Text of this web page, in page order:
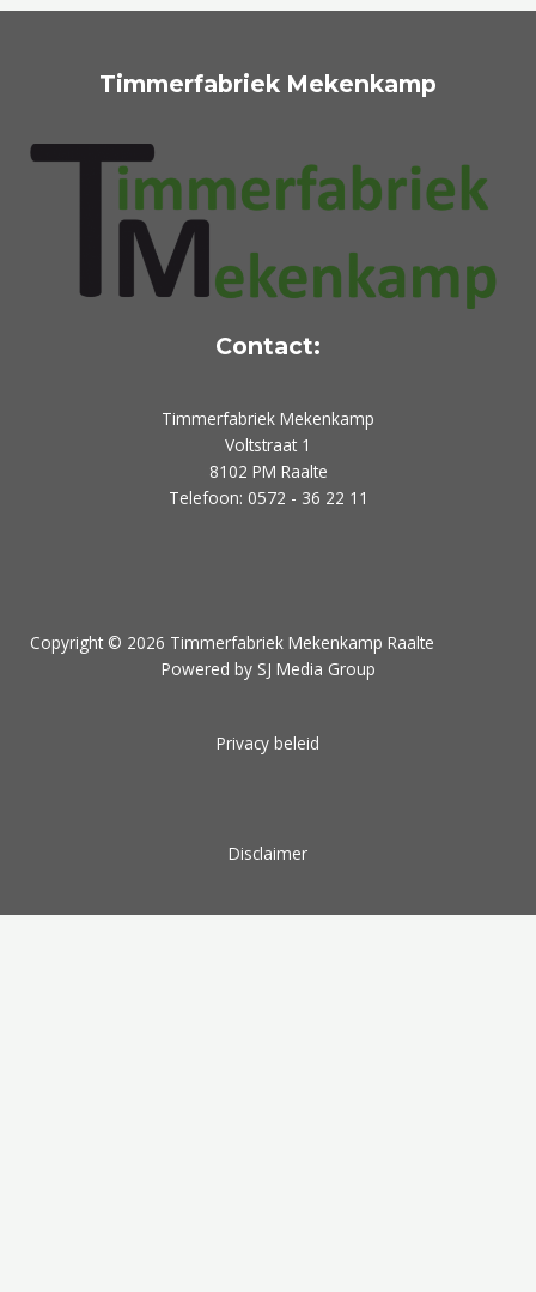
Timmerfabriek Mekenkamp
Contact:
Timmerfabriek Mekenkamp
Voltstraat 1
8102 PM Raalte
Telefoon: 0572 - 36 22 11
Copyright © 2026 Timmerfabriek Mekenkamp Raalte
Powered by SJ Media Group
Privacy beleid
Disclaimer